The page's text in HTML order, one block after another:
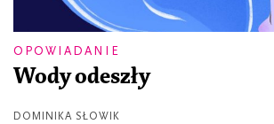
OPOWIADANIE
Wody odeszły
DOMINIKA SŁOWIK